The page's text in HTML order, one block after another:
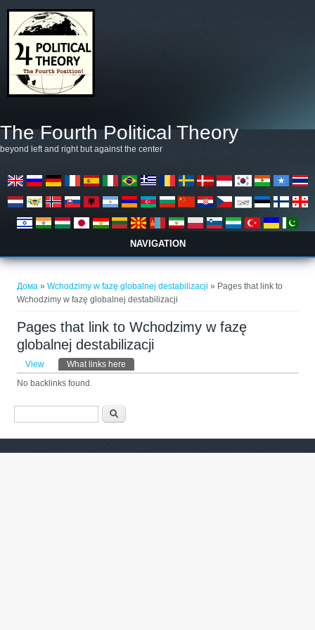
The Fourth Political Theory
beyond left and right but against the center
NAVIGATION
Дома »Wchodzimy w fazę globalnej destabilizacji » Pages that link to
Wchodzimy w fazę globalnej destabilizacji
Pages that link to Wchodzimy w fazę
globalnej destabilizacji
Primary tabs
View What links here
No backlinks found.